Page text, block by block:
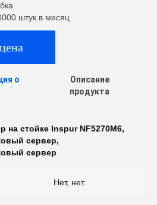
штук в месяц
о
Описание
продукта
на стойке Inspur NF5270M6,
сервер,
сервер
Нет, нет.